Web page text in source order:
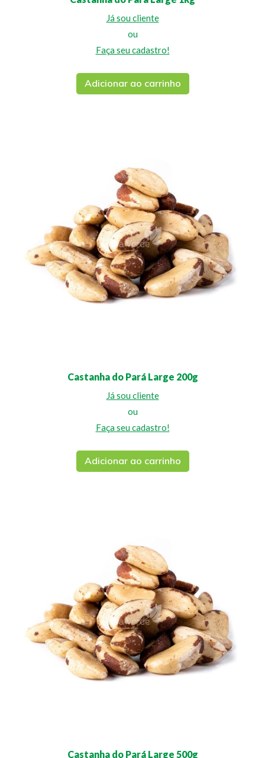
Já sou cliente
ou
Faça seu cadastro!
Adicionar ao carrinho
Castanha do Pará Large 200g
Já sou cliente
ou
Faça seu cadastro!
Adicionar ao carrinho
Castanha do Pará Large 500g